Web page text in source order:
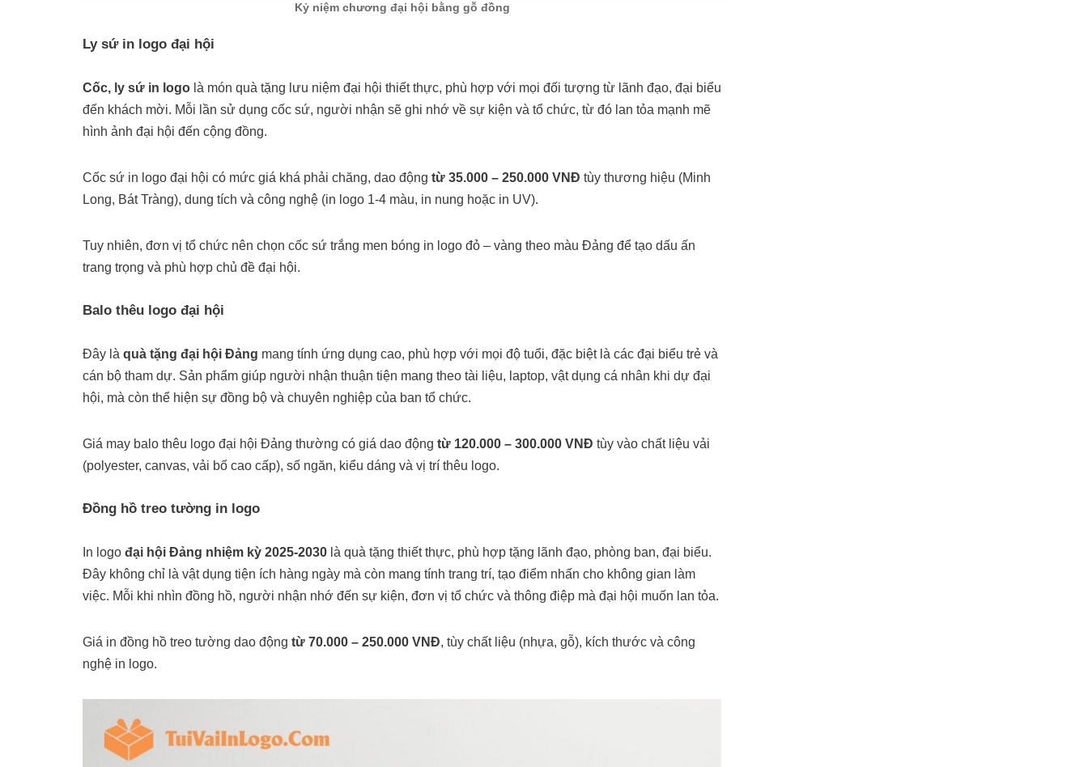
Kỷ niệm chương đại hội bằng gỗ đồng
Ly sứ in logo đại hội
Cốc, ly sứ in logo là món quà tặng lưu niệm đại hội thiết thực, phù hợp với mọi đối tượng từ lãnh đạo, đại biểu
đến khách mời. Mỗi lần sử dụng cốc sứ, người nhận sẽ ghi nhớ về sự kiện và tổ chức, từ đó lan tỏa mạnh mẽ
hình ảnh đại hội đến cộng đồng.
Cốc sứ in logo đại hội có mức giá khá phải chăng, dao động từ 35.000 – 250.000 VNĐ tùy thương hiệu (Minh
Long, Bát Tràng), dung tích và công nghệ (in logo 1-4 màu, in nung hoặc in UV).
Tuy nhiên, đơn vị tổ chức nên chọn cốc sứ trắng men bóng in logo đỏ – vàng theo màu Đảng để tạo dấu ấn
trang trọng và phù hợp chủ đề đại hội.
Balo thêu logo đại hội
Đây là quà tặng đại hội Đảng mang tính ứng dụng cao, phù hợp với mọi độ tuổi, đặc biệt là các đại biểu trẻ và
cán bộ tham dự. Sản phẩm giúp người nhận thuận tiện mang theo tài liệu, laptop, vật dụng cá nhân khi dự đại
hội, mà còn thể hiện sự đồng bộ và chuyên nghiệp của ban tổ chức.
Giá may balo thêu logo đại hội Đảng thường có giá dao động từ 120.000 – 300.000 VNĐ tùy vào chất liệu vải
(polyester, canvas, vải bố cao cấp), số ngăn, kiểu dáng và vị trí thêu logo.
Đồng hồ treo tường in logo
In logo đại hội Đảng nhiệm kỳ 2025-2030 là quà tặng thiết thực, phù hợp tặng lãnh đạo, phòng ban, đại biểu.
Đây không chỉ là vật dụng tiện ích hàng ngày mà còn mang tính trang trí, tạo điểm nhấn cho không gian làm
việc. Mỗi khi nhìn đồng hồ, người nhận nhớ đến sự kiện, đơn vị tổ chức và thông điệp mà đại hội muốn lan tỏa.
Giá in đồng hồ treo tường dao động từ 70.000 – 250.000 VNĐ, tùy chất liệu (nhựa, gỗ), kích thước và công
nghệ in logo.